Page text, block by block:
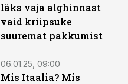
läks vaja alghinnast
vaid kriipsuke
suuremat pakkumist
06.01.25, 09:00
Mis Itaalia? Mis